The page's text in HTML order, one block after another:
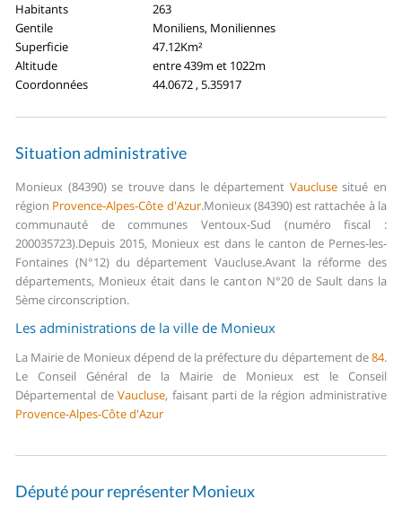
Habitants
263
Gentile
Moniliens, Moniliennes
Superficie
47.12Km²
Altitude
entre 439m et 1022m
Coordonnées
44.0672 , 5.35917
Situation administrative
Monieux (84390) se trouve dans le département Vauclusesitué en
région Provence-Alpes-Côte d'Azur.Monieux (84390) est rattachée à la
communauté de communes Ventoux-Sud (numéro fiscal :
200035723).Depuis 2015, Monieux est dans le canton de Pernes-les-
Fontaines (N°12) du département Vaucluse.Avant la réforme des
départements, Monieux était dans le canton N°20 de Sault dans la
5ème circonscription.
Les administrations de la ville de Monieux
La Mairie de Monieux dépend de la préfecture du département de84.
Le Conseil Général de la Mairie de Monieux est le Conseil
Départemental deVaucluse, faisant parti de la région administrative
Provence-Alpes-Côte d'Azur
Député pour représenter Monieux